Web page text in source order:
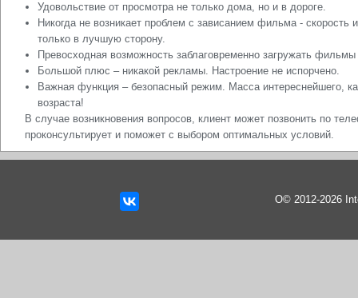
Удовольствие от просмотра не только дома, но и в дороге.
Никогда не возникает проблем с зависанием фильма - скорость
только в лучшую сторону.
Превосходная возможность заблаговременно загружать
Большой плюс – никакой рекламы. Настроение не испорчено.
Важная функция – безопасный режим. Масса интереснейшего,
возраста!
В случае возникновения вопросов, клиент может позвонить по
проконсультирует и поможет с выбором оптимальных условий.
О© 2012-2026